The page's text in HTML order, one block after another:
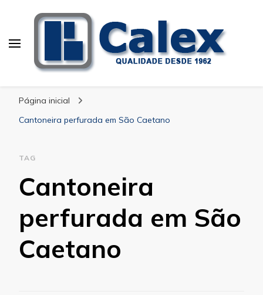
Página inicial
Cantoneira perfurada em São Caetano
TAG
Cantoneira
perfurada em São
Caetano